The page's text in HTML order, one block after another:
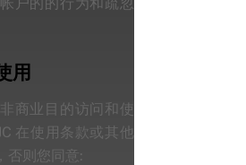
用
商业目的访问和使
在使用条款或其他
否则您同意: